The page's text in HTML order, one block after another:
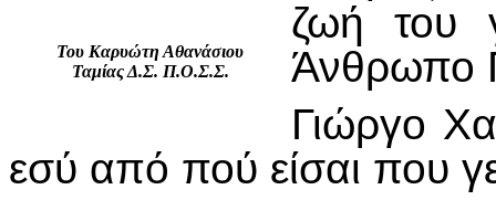
Του Καρυώτη Αθανάσιου
Ταμίας Δ.Σ. Π.Ο.Σ.Σ.
ζωή του
Άνθρωπο
Γιώργο
εσύ από πού είσαι που